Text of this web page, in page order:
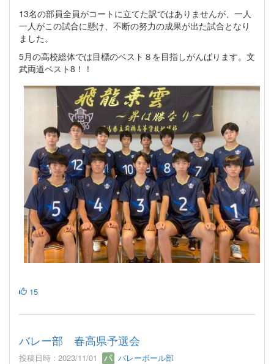
13名の部員全員がコートに立てた訳ではありませんが、一人
一人がこの試合に懸け、不断の努力の成果が出た試合となり
ました。
5月の高校総体では目標のベスト８を目指しがんばります。文
武両道ベスト8！！
15
バレー部 春高県予選会
投稿日時 : 2023/11/01 バレーボール部